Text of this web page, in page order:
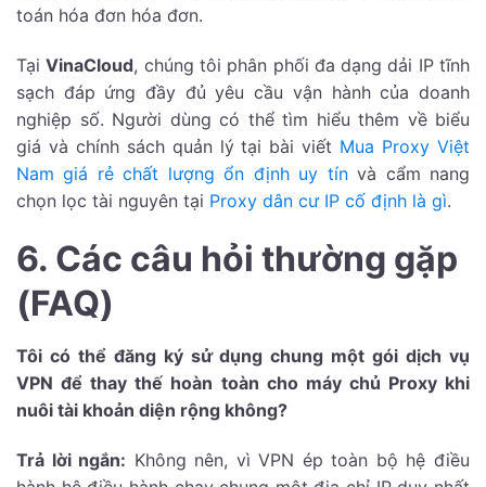
toán hóa đơn hóa đơn.
TạiVinaCloud, chúng tôi phân phối đa dạng dải IP tĩnh
sạch đáp ứng đầy đủ yêu cầu vận hành của doanh
nghiệp số. Người dùng có thể tìm hiểu thêm về biểu
giá và chính sách quản lý tại bài viết Mua Proxy Việt
Nam giá rẻ chất lượng ổn định uy tínvà cẩm nang
chọn lọc tài nguyên tại Proxy dân cư IP cố định là gì.
6. Các câu hỏi thường gặp
(FAQ)
Tôi có thể đăng ký sử dụng chung một gói dịch vụ
VPN để thay thế hoàn toàn cho máy chủ Proxy khi
nuôi tài khoản diện rộng không?
Trả lời ngắn: Không nên, vì VPN ép toàn bộ hệ điều